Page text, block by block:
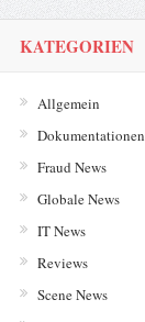
KATEGORIEN
Allgemein
Dokumentationen
Fraud News
Globale News
IT News
Reviews
Scene News